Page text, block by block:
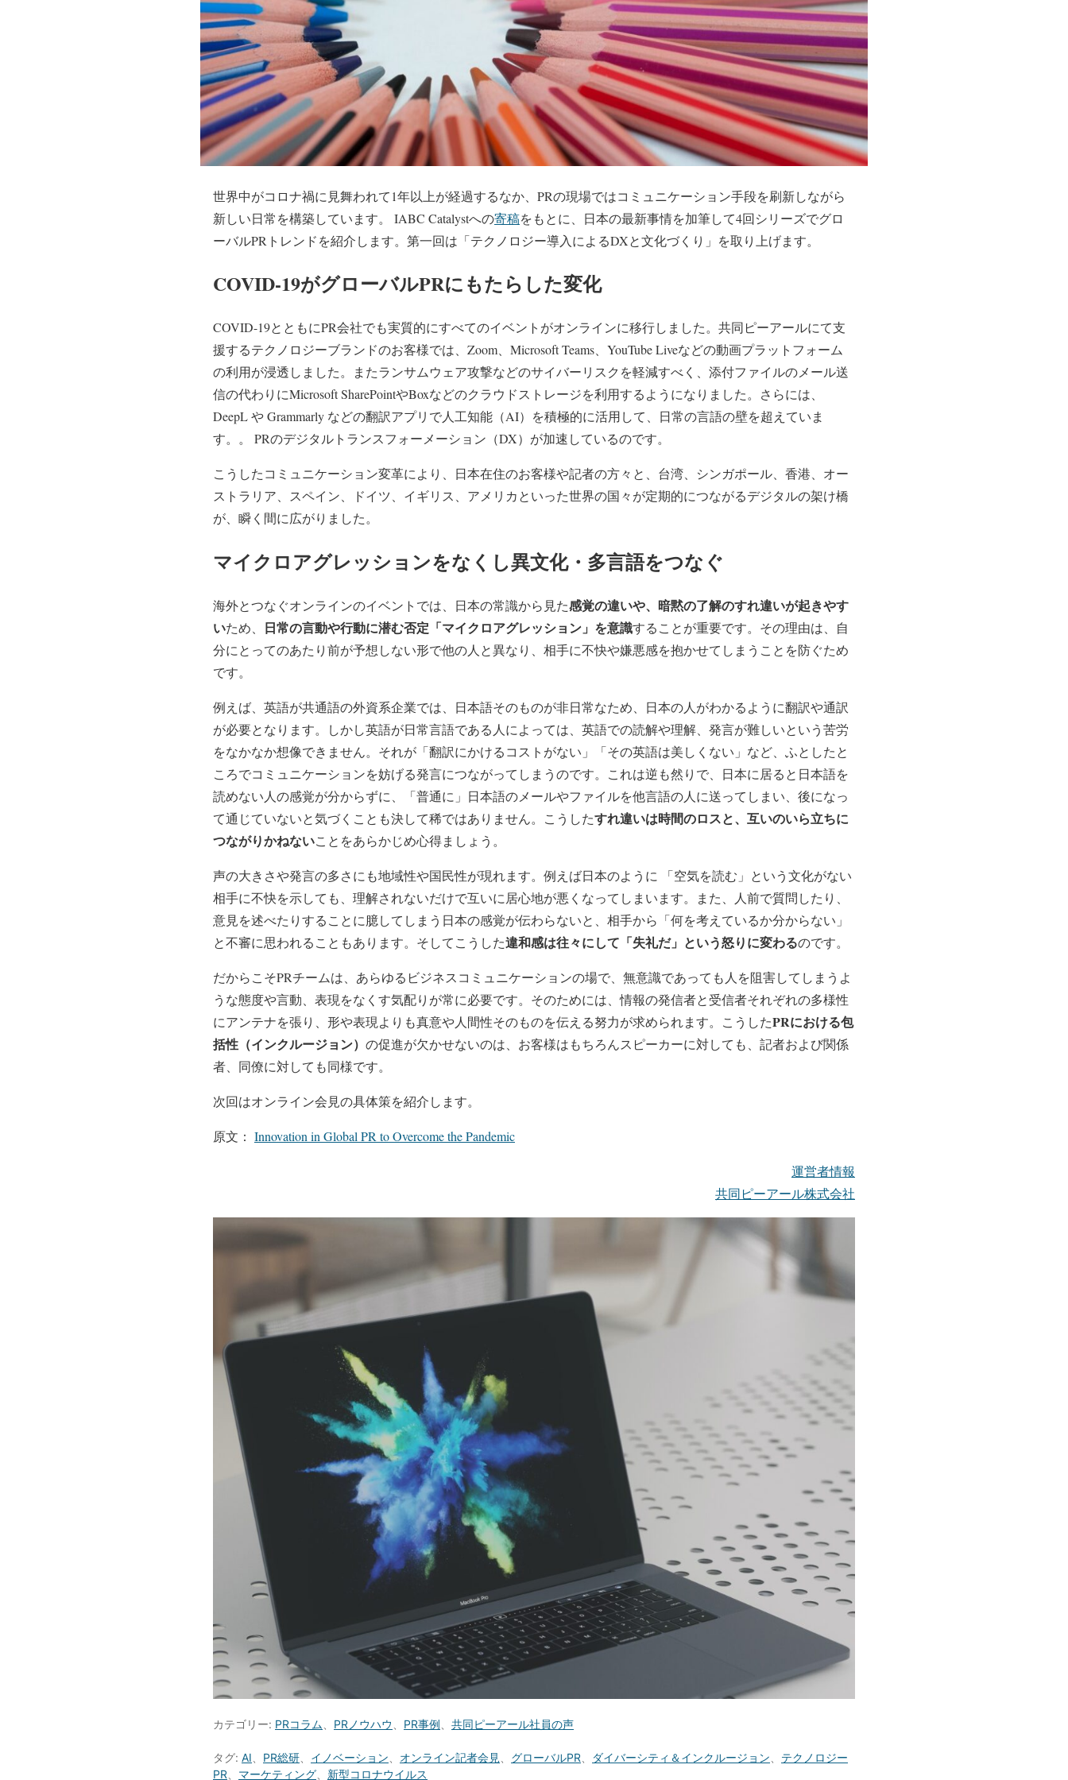
世界中がコロナ禍に見舞われて1年以上が経過するなか、PRの現場ではコミュニケーション手段を刷新しながら
新しい日常を構築しています。 IABC Catalystへの寄稿をもとに、日本の最新事情を加筆して4回シリーズでグロ
ーバルPRトレンドを紹介します。第一回は「テクノロジー導入によるDXと文化づくり」を取り上げます。
COVID-19がグローバルPRにもたらした変化
COVID-19とともにPR会社でも実質的にすべてのイベントがオンラインに移行しました。共同ピーアールにて支
援するテクノロジーブランドのお客様では、Zoom、Microsoft Teams、YouTube Liveなどの動画プラットフォーム
の利用が浸透しました。またランサムウェア攻撃などのサイバーリスクを軽減すべく、添付ファイルのメール送
信の代わりにMicrosoft SharePointやBoxなどのクラウドストレージを利用するようになりました。さらには、
DeepL や Grammarly などの翻訳アプリで人工知能（AI）を積極的に活用して、日常の言語の壁を超えていま
す。。 PRのデジタルトランスフォーメーション（DX）が加速しているのです。
こうしたコミュニケーション変革により、日本在住のお客様や記者の方々と、台湾、シンガポール、香港、オー
ストラリア、スペイン、ドイツ、イギリス、アメリカといった世界の国々が定期的につながるデジタルの架け橋
が、瞬く間に広がりました。
マイクロアグレッションをなくし異文化・多言語をつなぐ
海外とつなぐオンラインのイベントでは、日本の常識から見た感覚の違いや、暗黙の了解のすれ違いが起きやす
いため、 日常の言動や行動に潜む否定「マイクロアグレッション」を意識することが重要です。その理由は、自
分にとってのあたり前が予想しない形で他の人と異なり、相手に不快や嫌悪感を抱かせてしまうことを防ぐため
です。
例えば、英語が共通語の外資系企業では、日本語そのものが非日常なため、日本の人がわかるように翻訳や通訳
が必要となります。しかし英語が日常言語である人によっては、英語での読解や理解、発言が難しいという苦労
をなかなか想像できません。それが「翻訳にかけるコストがない」「その英語は美しくない」など、ふとしたと
ころでコミュニケーションを妨げる発言につながってしまうのです。これは逆も然りで、日本に居ると日本語を
読めない人の感覚が分からずに、「普通に」日本語のメールやファイルを他言語の人に送ってしまい、後になっ
て通じていないと気づくことも決して稀ではありません。こうしたすれ違いは時間のロスと、互いのいら立ちに
つながりかねないことをあらかじめ心得ましょう。
声の大きさや発言の多さにも地域性や国民性が現れます。例えば日本のように 「空気を読む」という文化がない
相手に不快を示しても、理解されないだけで互いに居心地が悪くなってしまいます。また、人前で質問したり、
意見を述べたりすることに臆してしまう日本の感覚が伝わらないと、相手から「何を考えているか分からない」
と不審に思われることもあります。そしてこうした違和感は往々にして「失礼だ」という怒りに変わるのです。
だからこそPRチームは、あらゆるビジネスコミュニケーションの場で、無意識であっても人を阻害してしまうよ
うな態度や言動、表現をなくす気配りが常に必要です。そのためには、情報の発信者と受信者それぞれの多様性
にアンテナを張り、形や表現よりも真意や人間性そのものを伝える努力が求められます。こうしたPRにおける包
括性（インクルージョン） の促進が欠かせないのは、お客様はもちろんスピーカーに対しても、記者および関係
者、同僚に対しても同様です。
次回はオンライン会見の具体策を紹介します。
原文： Innovation in Global PR to Overcome the Pandemic
運営者情報
共同ピーアール株式会社
カテゴリー: PRコラム PRノウハウ PR事例 共同ピーアール社員の声
タグ: AI PR総研 イノベーション オンライン記者会見 グローバルPR ダイバーシティ＆インクルージョン
テクノロジー
PR
マーケティング 新型コロナウイルス